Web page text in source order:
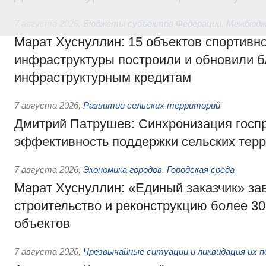
Бюджеты субъектов Федерации.
Марат Хуснуллин: 15 объектов
инфраструктуры построили и обновили
инфраструктурным кредитам
7 августа 2026, Развитие сельских территорий
Дмитрий Патрушев: Синхронизация
эффективность поддержки сельских
7 августа 2026, Экономика городов. Городская среда
Марат Хуснуллин: «Единый заказчик»
строительство и реконструкцию более
объектов
7 августа 2026, Чрезвычайные ситуации и ликвидация их